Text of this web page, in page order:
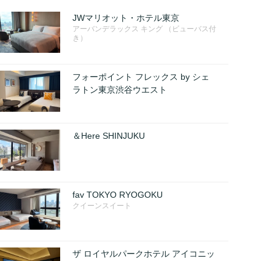
JWマリオット・ホテル東京
アーバンデラックス キング （ビューバス付
き）
フォーポイント フレックス by シェ
ラトン東京渋谷ウエスト
＆Here SHINJUKU
fav TOKYO RYOGOKU
クイーンスイート
ザ ロイヤルパークホテル アイコニッ